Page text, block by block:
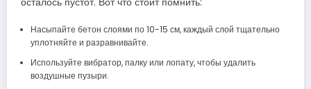
Насыпайте бетон слоями по 10-15 см, каждый слой тщательно
уплотняйте и разравнивайте.
Используйте вибратор, палку или лопату, чтобы удалить
воздушные пузыри.